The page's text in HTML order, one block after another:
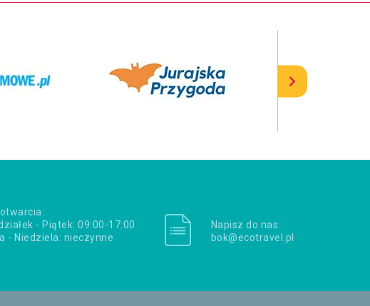
- Piątek: 09:00-17:00
- Niedziela: nieczynne
Napisz do nas:
bok@ecotravel.pl